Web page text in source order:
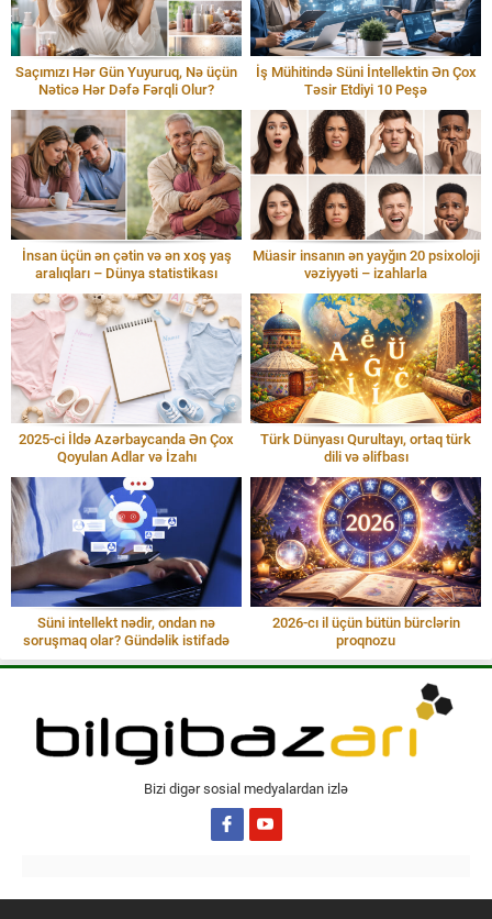
Saçımızı Hər Gün Yuyuruq, Nə üçün
Nəticə Hər Dəfə Fərqli Olur?
İş Mühitində Süni İntellektin Ən Çox
Təsir Etdiyi 10 Peşə
İnsan üçün ən çətin və ən xoş yaş
aralıqları – Dünya statistikası
Müasir insanın ən yayğın 20 psixoloji
vəziyyəti – izahlarla
2025-ci İldə Azərbaycanda Ən Çox
Qoyulan Adlar və İzahı
Türk Dünyası Qurultayı, ortaq türk
dili və əlifbası
Süni intellekt nədir, ondan nə
soruşmaq olar? Gündəlik istifadə
2026-cı il üçün bütün bürclərin
proqnozu
Bizi digər sosial medyalardan izlə